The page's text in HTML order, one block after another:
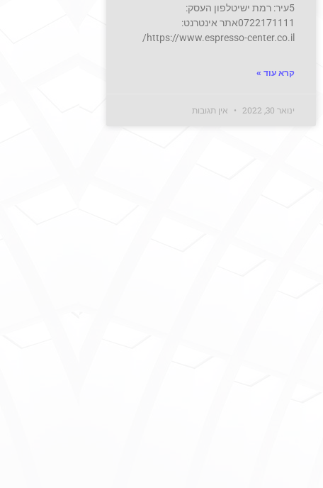
5עיר: רמת ישיטלפון העסק:
0722171111אתר אינטרנט:
https://www.espresso-center.co.il/
קרא עוד »
ינואר 30, 2022 אין תגובות